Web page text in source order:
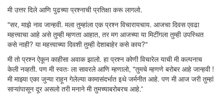
मी उत्तर दिले आणि पुढच्या प्रश्नाची प्रतिक्षा करू लागलो.
"सर, माझे नाव जान्हवी. मला तुम्हांला एक प्रश्न विचारायचाय. आजचा दिवस एवढा
महत्त्वाचा आहे असे तुम्ही म्हणता आहात, तर मग आजच्या या मिटींगला तुम्ही उपस्थित
कसे नाही? या महत्त्वाच्या दिवशी तुम्ही देशाबाहेर कसे काय?"
मी तो प्रश्न ऐकून काहीसा अवाक झालो. हा प्रश्न कोणी विचारेल याची मी कल्पनाच
केली नव्हती. पण मी स्वतः ला सावरले आणि म्हणालो, "तुमचे म्हणणे बरोबर आहे जान्हवी !
मी माझ्या एका जुन्या राहून गेलेल्या कामासंदर्भात इथे जर्मनीत आहे. पण मी आज जरी तुम्हां
साऱ्यांपासून दूर असलो तरी मनाने मी तुमच्याबरोबरच आहे.”